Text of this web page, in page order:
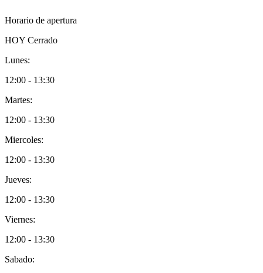
Horario de apertura
HOY Cerrado
Lunes:
12:00 - 13:30
Martes:
12:00 - 13:30
Miercoles:
12:00 - 13:30
Jueves:
12:00 - 13:30
Viernes:
12:00 - 13:30
Sabado: